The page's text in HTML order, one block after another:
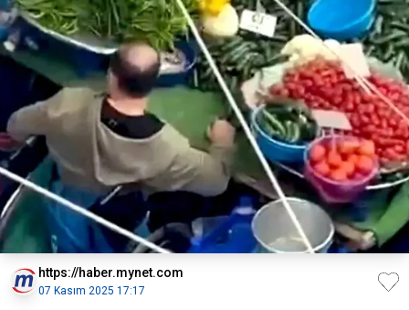
https://haber.mynet.com
07 Kasım 2025 17:17